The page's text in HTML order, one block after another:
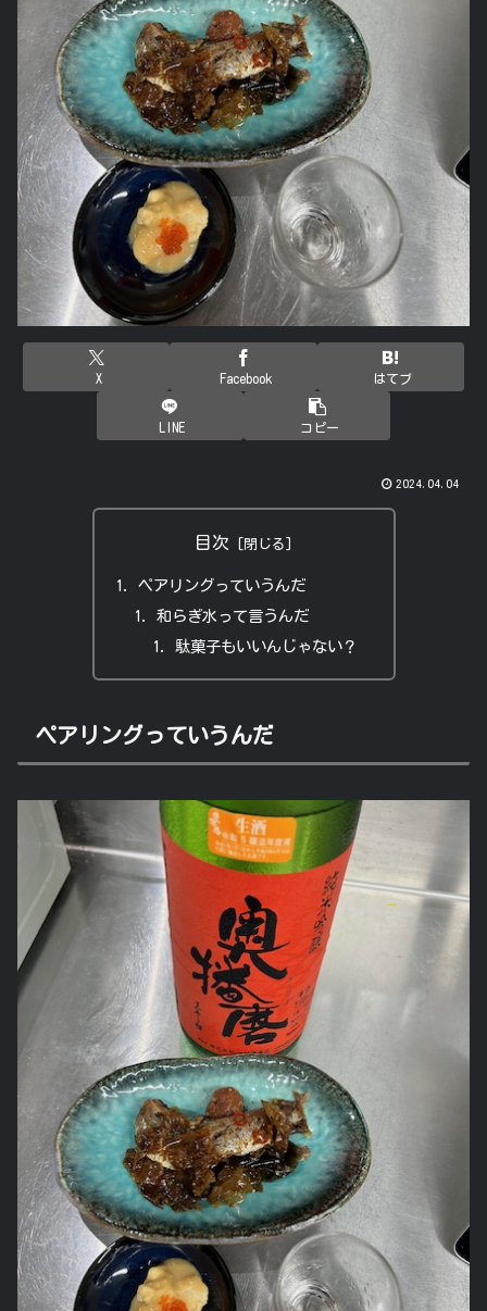
X Facebook はてブ
LINE コピー
2024.04.04
目次
ペアリングっていうんだ
和らぎ水って言うんだ
駄菓子もいいんじゃない？
ペアリングっていうんだ